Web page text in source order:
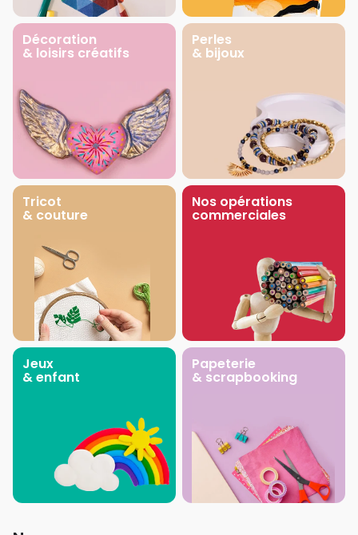
Décoration
& loisirs créatifs
Perles
& bijoux
Tricot
& couture
Nos opérations
commerciales
Jeux
& enfant
Papeterie
& scrapbooking